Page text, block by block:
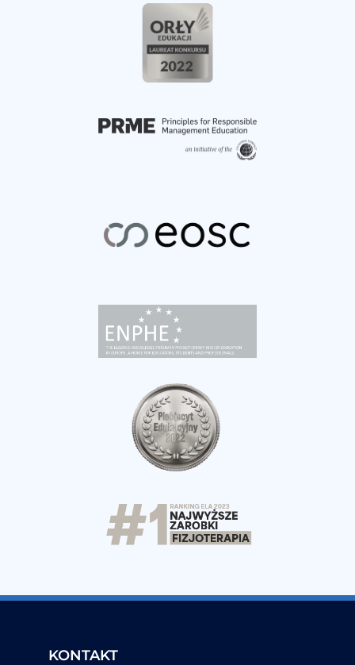
KONTAKT